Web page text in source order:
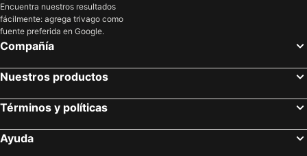
Encuentra nuestros resultados
fácilmente: agrega trivago como
fuente preferida en Google.
Compañía
Nuestros productos
Términos y políticas
Ayuda